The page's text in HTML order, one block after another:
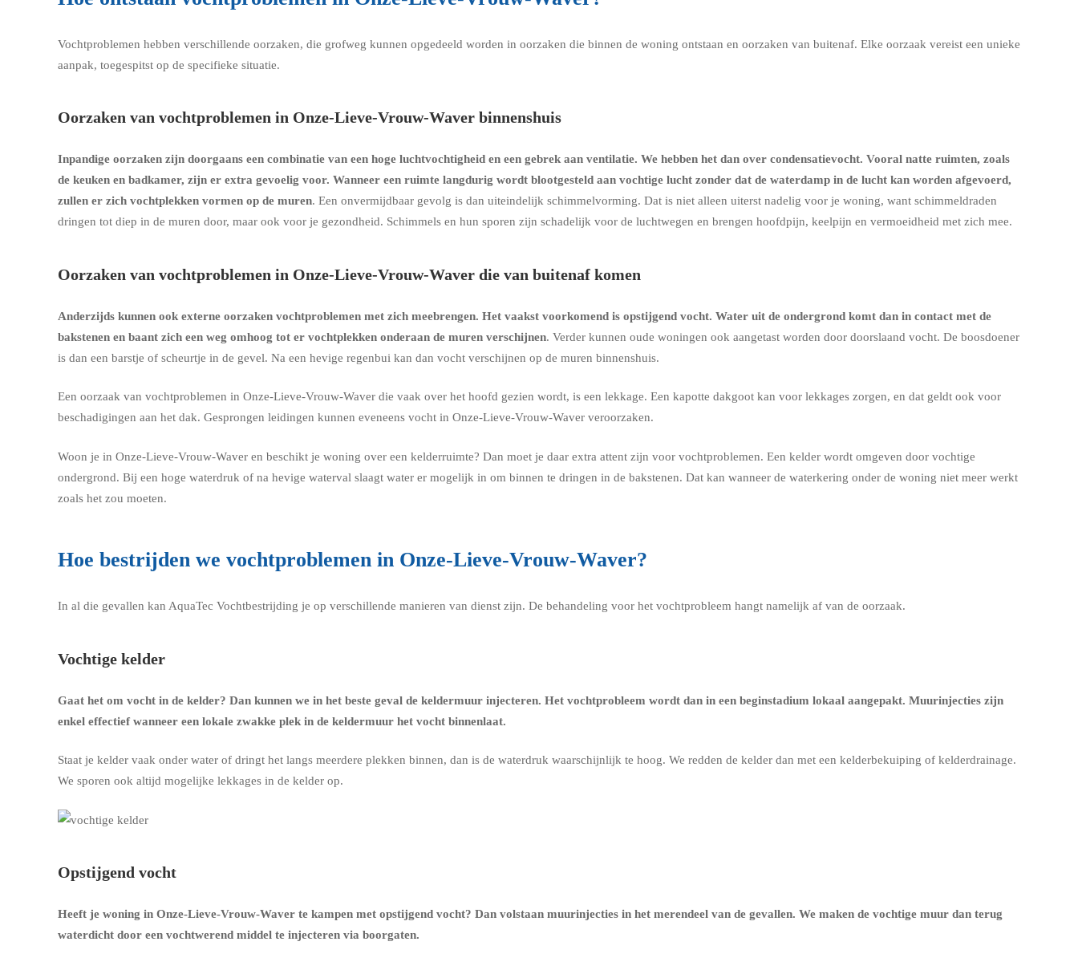
Vochtproblemen hebben verschillende oorzaken, die grofweg kunnen opgedeeld worden in oorzaken die binnen de woning ontstaan en oorzaken van buitenaf. Elke oorzaak vereist een unieke
aanpak, toegespitst op de specifieke situatie.
Oorzaken van vochtproblemen in Onze-Lieve-Vrouw-Waver binnenshuis
Inpandige oorzaken zijn doorgaans een combinatie van een hoge luchtvochtigheid en een gebrek aan ventilatie. We hebben het dan over condensatievocht. Vooral natte ruimten, zoals
de keuken en badkamer, zijn er extra gevoelig voor. Wanneer een ruimte langdurig wordt blootgesteld aan vochtige lucht zonder dat de waterdamp in de lucht kan worden afgevoerd,
zullen er zich vochtplekken vormen op de muren. Een onvermijdbaar gevolg is dan uiteindelijk schimmelvorming. Dat is niet alleen uiterst nadelig voor je woning, want schimmeldraden
dringen tot diep in de muren door, maar ook voor je gezondheid. Schimmels en hun sporen zijn schadelijk voor de luchtwegen en brengen hoofdpijn, keelpijn en vermoeidheid met zich mee.
Oorzaken van vochtproblemen in Onze-Lieve-Vrouw-Waver die van buitenaf komen
Anderzijds kunnen ook externe oorzaken vochtproblemen met zich meebrengen. Het vaakst voorkomend is opstijgend vocht. Water uit de ondergrond komt dan in contact met de
bakstenen en baant zich een weg omhoog tot er vochtplekken onderaan de muren verschijnen. Verder kunnen oude woningen ook aangetast worden door doorslaand vocht. De boosdoener
is dan een barstje of scheurtje in de gevel. Na een hevige regenbui kan dan vocht verschijnen op de muren binnenshuis.
Een oorzaak van vochtproblemen in Onze-Lieve-Vrouw-Waver die vaak over het hoofd gezien wordt, is een lekkage. Een kapotte dakgoot kan voor lekkages zorgen, en dat geldt ook voor
beschadigingen aan het dak. Gesprongen leidingen kunnen eveneens vocht in Onze-Lieve-Vrouw-Waver veroorzaken.
Woon je in Onze-Lieve-Vrouw-Waver en beschikt je woning over een kelderruimte? Dan moet je daar extra attent zijn voor vochtproblemen. Een kelder wordt omgeven door vochtige
ondergrond. Bij een hoge waterdruk of na hevige waterval slaagt water er mogelijk in om binnen te dringen in de bakstenen. Dat kan wanneer de waterkering onder de woning niet meer werkt
zoals het zou moeten.
Hoe bestrijden we vochtproblemen in Onze-Lieve-Vrouw-Waver?
In al die gevallen kan AquaTec Vochtbestrijding je op verschillende manieren van dienst zijn. De behandeling voor het vochtprobleem hangt namelijk af van de oorzaak.
Vochtige kelder
Gaat het om vocht in de kelder? Dan kunnen we in het beste geval de keldermuur injecteren. Het vochtprobleem wordt dan in een beginstadium lokaal aangepakt. Muurinjecties zijn
enkel effectief wanneer een lokale zwakke plek in de keldermuur het vocht binnenlaat.
Staat je kelder vaak onder water of dringt het langs meerdere plekken binnen, dan is de waterdruk waarschijnlijk te hoog. We redden de kelder dan met een kelderbekuiping of kelderdrainage.
We sporen ook altijd mogelijke lekkages in de kelder op.
Opstijgend vocht
Heeft je woning in Onze-Lieve-Vrouw-Waver te kampen met opstijgend vocht? Dan volstaan muurinjecties in het merendeel van de gevallen. We maken de vochtige muur dan terug
waterdicht door een vochtwerend middel te injecteren via boorgaten.